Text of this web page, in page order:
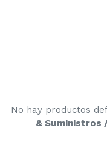
No hay productos
& Suministros